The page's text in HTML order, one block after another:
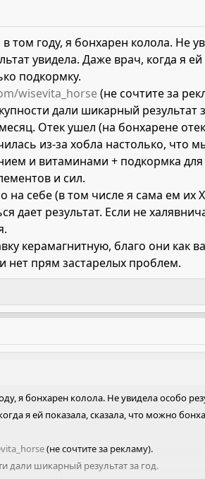
том году, я бонхарен колола. Не
увидела. Даже врач, когда я
подкормку.
wisevita_horse(не сочтите за
дали шикарный результат
Отек ушел (на бонхарене
из-за хобла настолько, что
и витаминами + подкормка
и сил.
себе (в том числе я сама ем их
дает результат. Если не
керамагнитную, благо они как
нет прям застарелых проблем.
я бонхарен колола. Не увидела особо
я ей показала, сказала, что можно
(не сочтите за рекламу).
дали шикарный результат за год.